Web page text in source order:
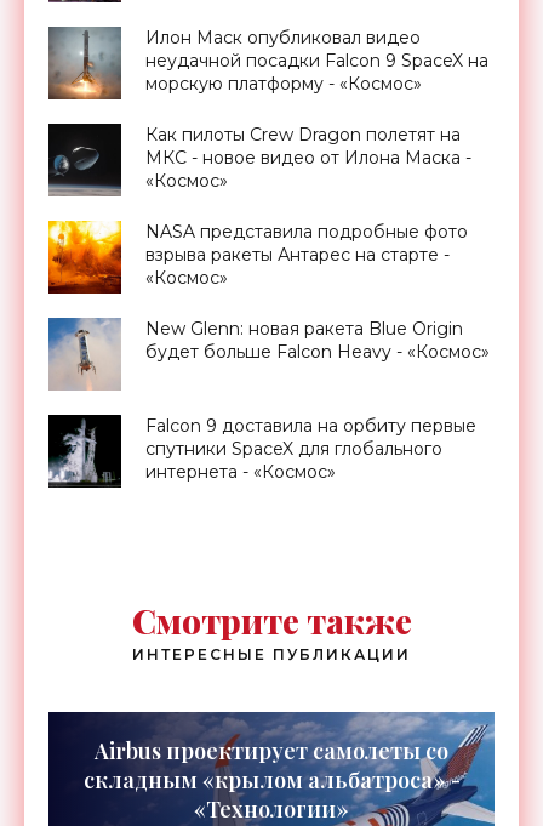
Илон Маск опубликовал видео
неудачной посадки Falcon 9 SpaceX на
морскую платформу - «Космос»
Как пилоты Crew Dragon полетят на
МКС - новое видео от Илона Маска -
«Космос»
NASA представила подробные фото
взрыва ракеты Антарес на старте -
«Космос»
New Glenn: новая ракета Blue Origin
будет больше Falcon Heavy - «Космос»
Falcon 9 доставила на орбиту первые
спутники SpaceX для глобального
интернета - «Космос»
Смотрите также
ИНТЕРЕСНЫЕ ПУБЛИКАЦИИ
Airbus проектирует самолеты со
складным «крылом альбатроса» -
«Технологии»